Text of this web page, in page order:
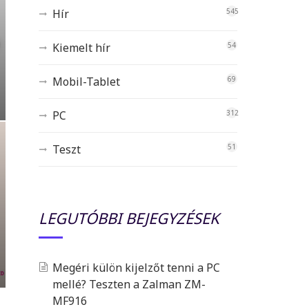
Hír 545
Kiemelt hír 54
Mobil-Tablet 69
PC 312
Teszt 51
LEGUTÓBBI BEJEGYZÉSEK
Megéri külön kijelzőt tenni a PC
mellé? Teszten a Zalman ZM-
MF916